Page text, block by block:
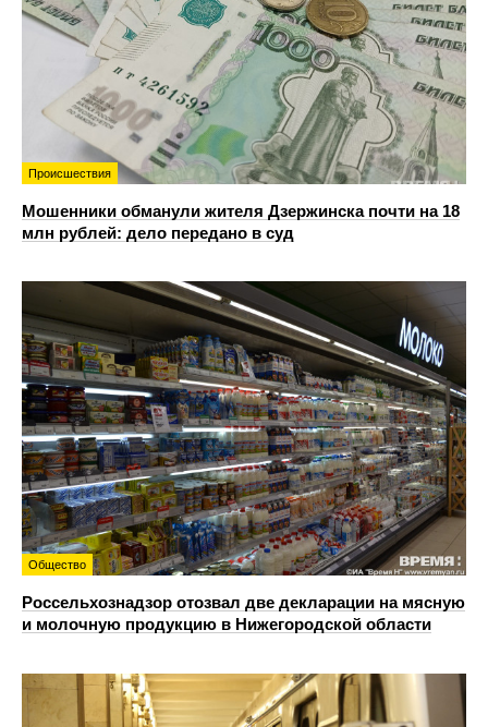
Происшествия
Мошенники обманули жителя Дзержинска почти на 18
млн рублей: дело передано в суд
Общество
Россельхознадзор отозвал две декларации на мясную
и молочную продукцию в Нижегородской области